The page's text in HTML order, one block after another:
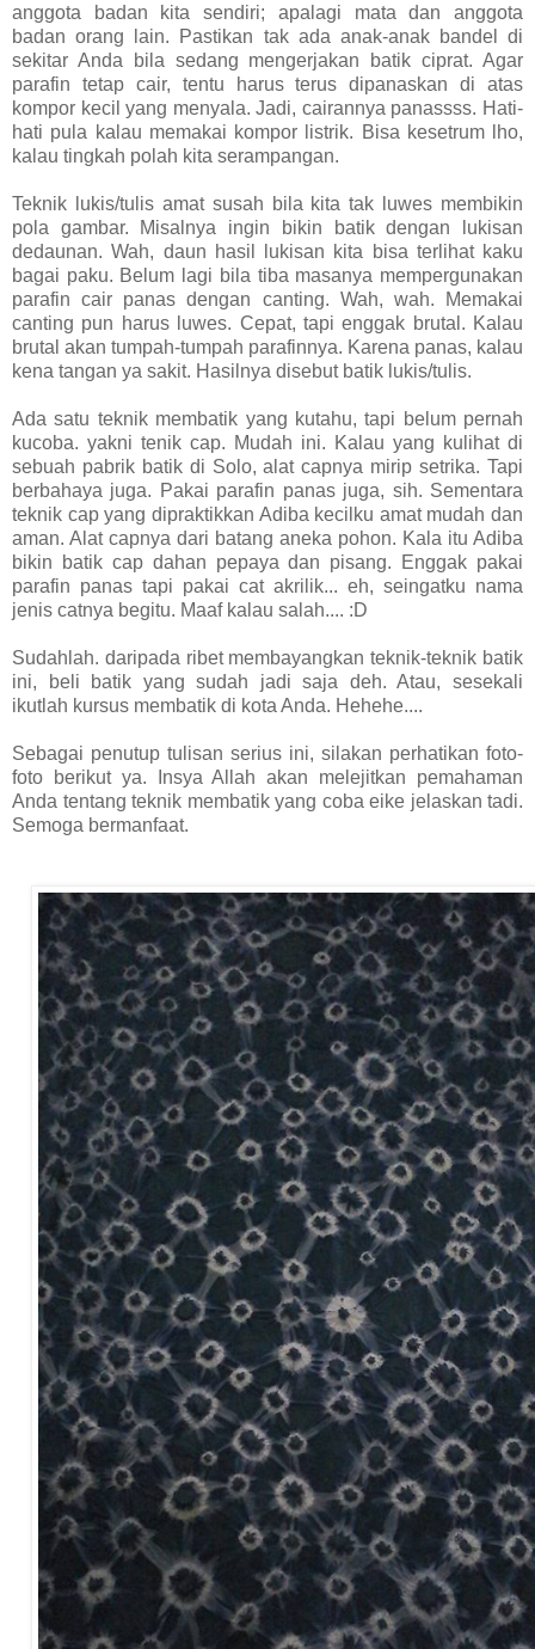
anggota badan kita sendiri; apalagi mata dan anggota
badan orang lain. Pastikan tak ada anak-anak bandel di
sekitar Anda bila sedang mengerjakan batik ciprat. Agar
parafin tetap cair, tentu harus terus dipanaskan di atas
kompor kecil yang menyala. Jadi, cairannya panassss. Hati-
hati pula kalau memakai kompor listrik. Bisa kesetrum lho,
kalau tingkah polah kita serampangan.
Teknik lukis/tulis amat susah bila kita tak luwes membikin
pola gambar. Misalnya ingin bikin batik dengan lukisan
dedaunan. Wah, daun hasil lukisan kita bisa terlihat kaku
bagai paku. Belum lagi bila tiba masanya mempergunakan
parafin cair panas dengan canting. Wah, wah. Memakai
canting pun harus luwes. Cepat, tapi enggak brutal. Kalau
brutal akan tumpah-tumpah parafinnya. Karena panas, kalau
kena tangan ya sakit. Hasilnya disebut batik lukis/tulis.
Ada satu teknik membatik yang kutahu, tapi belum pernah
kucoba. yakni tenik cap. Mudah ini. Kalau yang kulihat di
sebuah pabrik batik di Solo, alat capnya mirip setrika. Tapi
berbahaya juga. Pakai parafin panas juga, sih. Sementara
teknik cap yang dipraktikkan Adiba kecilku amat mudah dan
aman. Alat capnya dari batang aneka pohon. Kala itu Adiba
bikin batik cap dahan pepaya dan pisang. Enggak pakai
parafin panas tapi pakai cat akrilik... eh, seingatku nama
jenis catnya begitu. Maaf kalau salah.... :D
Sudahlah. daripada ribet membayangkan teknik-teknik batik
ini, beli batik yang sudah jadi saja deh. Atau, sesekali
ikutlah kursus membatik di kota Anda. Hehehe....
Sebagai penutup tulisan serius ini, silakan perhatikan foto-
foto berikut ya. Insya Allah akan melejitkan pemahaman
Anda tentang teknik membatik yang coba eike jelaskan tadi.
Semoga bermanfaat.